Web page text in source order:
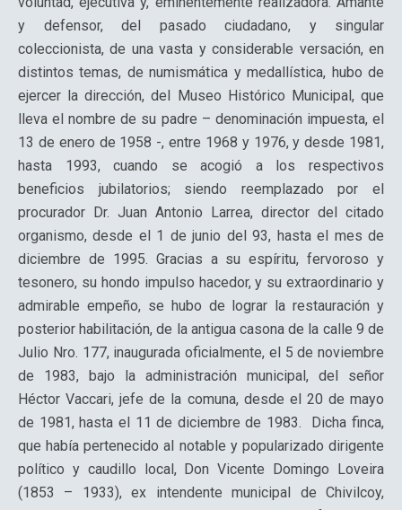
y defensor, del pasado ciudadano, y singular
coleccionista, de una vasta y considerable versación, en
distintos temas, de numismática y medallística, hubo de
ejercer la dirección, del Museo Histórico Municipal, que
lleva el nombre de su padre – denominación impuesta, el
13 de enero de 1958 -, entre 1968 y 1976, y desde 1981,
hasta 1993, cuando se acogió a los respectivos
beneficios jubilatorios; siendo reemplazado por el
procurador Dr. Juan Antonio Larrea, director del citado
organismo, desde el 1 de junio del 93, hasta el mes de
diciembre de 1995. Gracias a su espíritu, fervoroso y
tesonero, su hondo impulso hacedor, y su extraordinario y
admirable empeño, se hubo de lograr la restauración y
posterior habilitación, de la antigua casona de la calle 9 de
Julio Nro. 177, inaugurada oficialmente, el 5 de noviembre
de 1983, bajo la administración municipal, del señor
Héctor Vaccari, jefe de la comuna, desde el 20 de mayo
de 1981, hasta el 11 de diciembre de 1983. Dicha finca,
que había pertenecido al notable y popularizado dirigente
político y caudillo local, Don Vicente Domingo Loveira
(1853 – 1933), ex intendente municipal de Chivilcoy,